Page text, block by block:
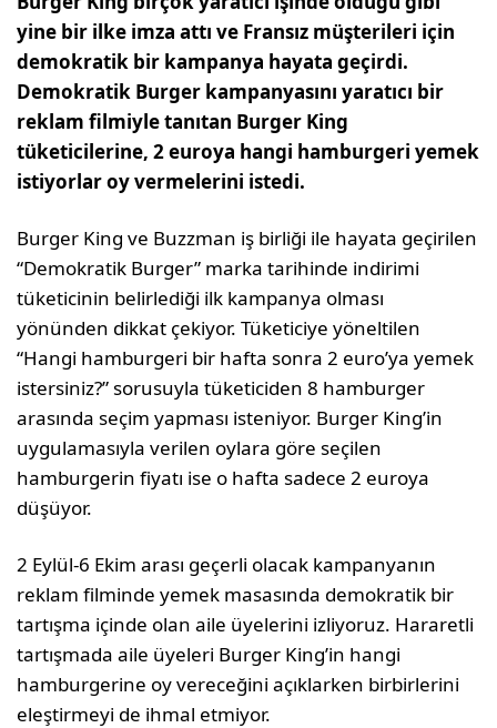
yine bir ilke imza attı ve Fransız müşterileri için
demokratik bir kampanya hayata geçirdi.
Demokratik Burger kampanyasını yaratıcı bir
reklam filmiyle tanıtan Burger King
tüketicilerine, 2 euroya hangi hamburgeri yemek
istiyorlar oy vermelerini istedi.
Burger King ve Buzzman iş birliği ile hayata geçirilen
“Demokratik Burger” marka tarihinde indirimi
tüketicinin belirlediği ilk kampanya olması
yönünden dikkat çekiyor. Tüketiciye yöneltilen
“Hangi hamburgeri bir hafta sonra 2 euro’ya yemek
istersiniz?” sorusuyla tüketiciden 8 hamburger
arasında seçim yapması isteniyor. Burger King’in
uygulamasıyla verilen oylara göre seçilen
hamburgerin fiyatı ise o hafta sadece 2 euroya
düşüyor.
2 Eylül-6 Ekim arası geçerli olacak kampanyanın
reklam filminde yemek masasında demokratik bir
tartışma içinde olan aile üyelerini izliyoruz. Hararetli
tartışmada aile üyeleri Burger King’in hangi
hamburgerine oy vereceğini açıklarken birbirlerini
eleştirmeyi de ihmal etmiyor.